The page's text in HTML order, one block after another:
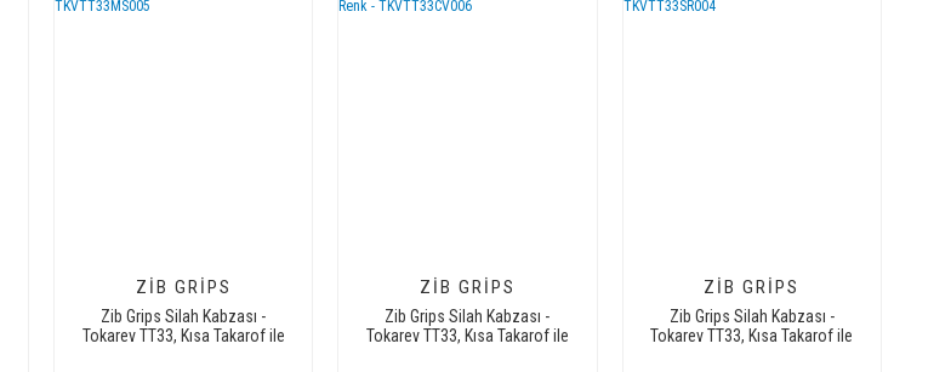
ZIB GRIPS
Zib Grips Silah Kabzası -
Tokarev TT33, Kısa Takarof ile
ZIB GRIPS
Zib Grips Silah Kabzası -
Tokarev TT33, Kısa Takarof ile
ZIB GRIPS
Zib Grips Silah Kabzası -
Tokarev TT33, Kısa Takarof ile